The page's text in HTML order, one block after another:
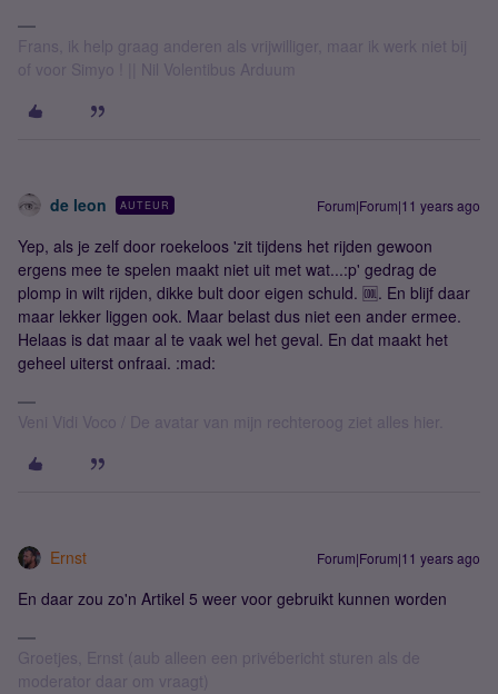
Frans, ik help graag anderen als vrijwilliger, maar ik werk niet bij
of voor Simyo ! || Nil Volentibus Arduum
de leon AUTEUR Forum|Forum|11 years ago
Yep, als je zelf door roekeloos 'zit tijdens het rijden gewoon
ergens mee te spelen maakt niet uit met wat...:p' gedrag de
plomp in wilt rijden, dikke bult door eigen schuld. 🆒. En blijf daar
maar lekker liggen ook. Maar belast dus niet een ander ermee.
Helaas is dat maar al te vaak wel het geval. En dat maakt het
geheel uiterst onfraai. :mad:
Veni Vidi Voco / De avatar van mijn rechteroog ziet alles hier.
Ernst Forum|Forum|11 years ago
En daar zou zo'n Artikel 5 weer voor gebruikt kunnen worden
Groetjes, Ernst (aub alleen een privébericht sturen als de
moderator daar om vraagt)